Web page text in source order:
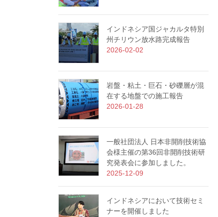
インドネシア国ジャカルタ特別
州チリウン放水路完成報告
2026-02-02
岩盤・粘土・巨石・砂礫層が混
在する地盤での施工報告
2026-01-28
一般社団法人 日本非開削技術協
会様主催の第36回非開削技術研
究発表会に参加しました。
2025-12-09
インドネシアにおいて技術セミ
ナーを開催しました